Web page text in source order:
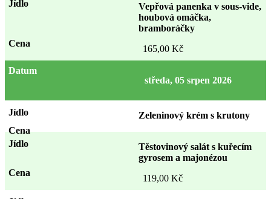
Vepřová panenka v sous-vide,
houbová omáčka,
bramboráčky
165,00 Kč
středa, 05 srpen 2026
Zeleninový krém s krutony
Těstovinový salát s kuřecím
gyrosem a majonézou
119,00 Kč